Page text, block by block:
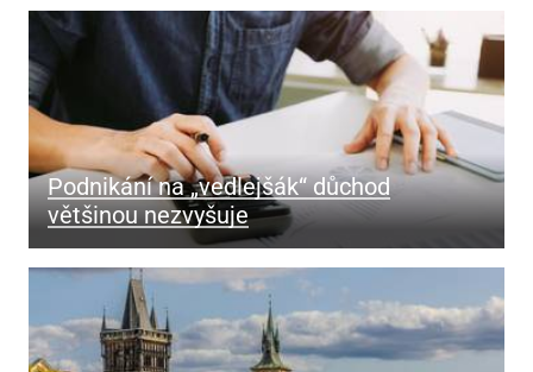
Podnikání na „vedlejšák“ důchod
většinou nezvyšuje